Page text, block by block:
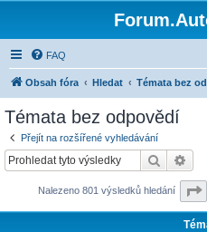
FAQ
Obsah fóra Hledat Témata bez
Témata bez odpovědí
Přejít na rozšířené vyhledávání
Hledat
Nalezeno 801 výsledků hledání